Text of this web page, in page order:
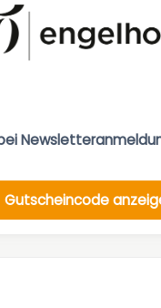
Gutscheincode